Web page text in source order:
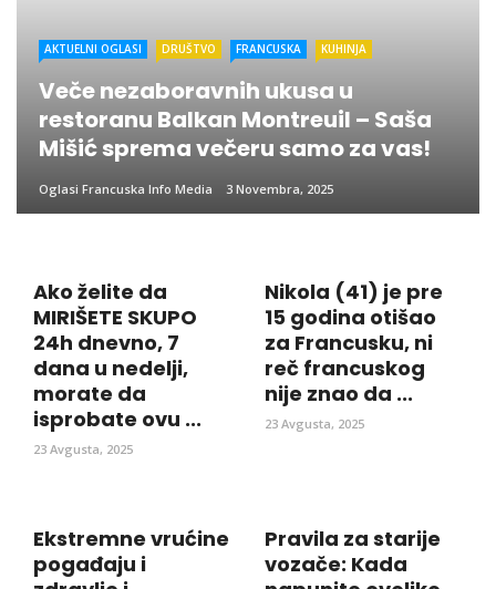
AKTUELNI OGLASI DRUŠTVO FRANCUSKA KUHINJA
Veče nezaboravnih ukusa u
restoranu Balkan Montreuil – Saša
Mišić sprema večeru samo za vas!
Oglasi Francuska Info Media 3 Novembra, 2025
Ako želite da
MIRIŠETE SKUPO
24h dnevno, 7
dana u nedelji,
morate da
isprobate ovu ...
23 Avgusta, 2025
Nikola (41) je pre
15 godina otišao
za Francusku, ni
reč francuskog
nije znao da ...
23 Avgusta, 2025
Ekstremne vrućine
pogađaju i
Pravila za starije
vozače: Kada